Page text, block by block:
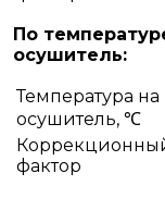
По
осушитель:
Температура на
осушитель, ℃
фактор